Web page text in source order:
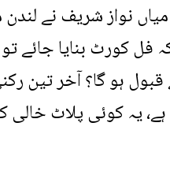
نواز شریف نے
کورٹ بنایا جائے تو
ہو گا؟ آخر تین
یہ کوئی پلاٹ خالی